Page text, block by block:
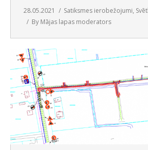
28.05.2021 Satiksmes ierobežojumi,
By Mājas lapas moderators